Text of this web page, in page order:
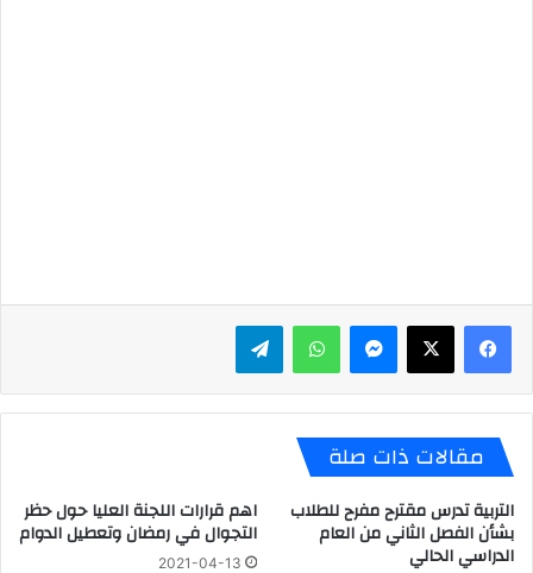
ماسنجر واتساب تيلقرام
مقالات ذات صلة
التربية تدرس مقترح مفرح للطلاب
بشأن الفصل الثاني من العام
الدراسي الحالي
اهم قرارات اللجنة العليا حول حظر
التجوال في رمضان وتعطيل الدوام
2021-04-13